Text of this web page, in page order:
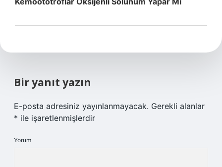
Bir yanıt yazın
E-posta adresiniz yayınlanmayacak. Gerekli alanlar
* ile işaretlenmişlerdir
Yorum